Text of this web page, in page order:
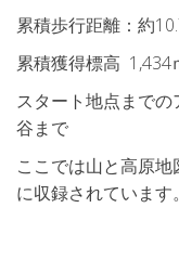
累積歩行距離：約
累積獲得標高 1,434
スタート地点まで
谷まで
ここでは山と高原
に収録されています。